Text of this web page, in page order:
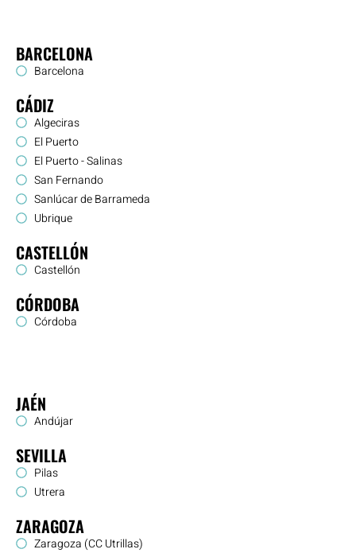
BARCELONA
Barcelona
CÁDIZ
Algeciras
El Puerto
El Puerto - Salinas
San Fernando
Sanlúcar de Barrameda
Ubrique
CASTELLÓN
Castellón
CÓRDOBA
Córdoba
JAÉN
Andújar
SEVILLA
Pilas
Utrera
ZARAGOZA
Zaragoza (CC Utrillas)